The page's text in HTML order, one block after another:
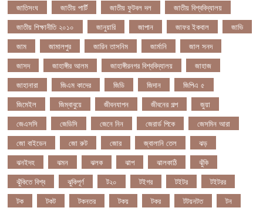
জাতিসংঘ
জাতীয় পার্টি জাতীয় ফুটবল দল
জাতীয় বিশ্ববিদ্যালয়
জাতীয় শিক্ষানীতি ২০১০
জানুয়ারি জাপান জাফর ইকবাল
জাভি
জাম
জামালপুর জারিন তাসনিম জার্মানি
জাল সনদ
জাসদ
জাহাঙ্গীর আলম জাহাঙ্গীরনগর বিশ্ববিদ্যালয়
জাহাজ
জাহানারা
জিএম কাদের জিডি জিদান
জিপিএ ৫
জিমেইল
জিম্বাবুয়ে জীবনযাপন জীবনের গল্প
জুয়া
জেএসসি
জেডিসি জেনে নিন জেরার্ড পিকে
জেসমিন আরা
জো বাইডেন
জো রুট জোর জ্বালানি তেল
ঝড়
ঝনইদহ
ঝমন ঝলক ঝাপ ঝালকাঠি
ঝুঁকি
ঝুঁকিতে বিশ্ব
ঝুকিপূর্ণ ট২০ টইগর টইটর
টইটরর
টক
টকট টকনতর টকয় টকর টটয়নটত
টন